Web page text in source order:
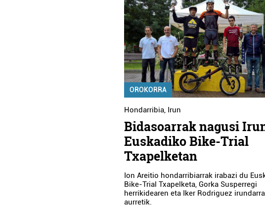
OROKORRA
Hondarribia, Irun
Bidasoarrak nagusi
Euskadiko Bike-Trial
Txapelketan
Ion Areitio hondarribiarrak irabazi du
Bike-Trial Txapelketa, Gorka Susperregi
herrikidearen eta Iker Rodriguez
aurretik.